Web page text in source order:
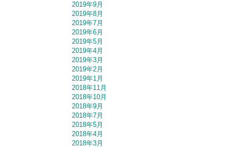
2019年9月
2019年8月
2019年7月
2019年6月
2019年5月
2019年4月
2019年3月
2019年2月
2019年1月
2018年11月
2018年10月
2018年9月
2018年7月
2018年5月
2018年4月
2018年3月